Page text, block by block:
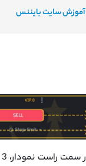
آموزش سایت بایننس